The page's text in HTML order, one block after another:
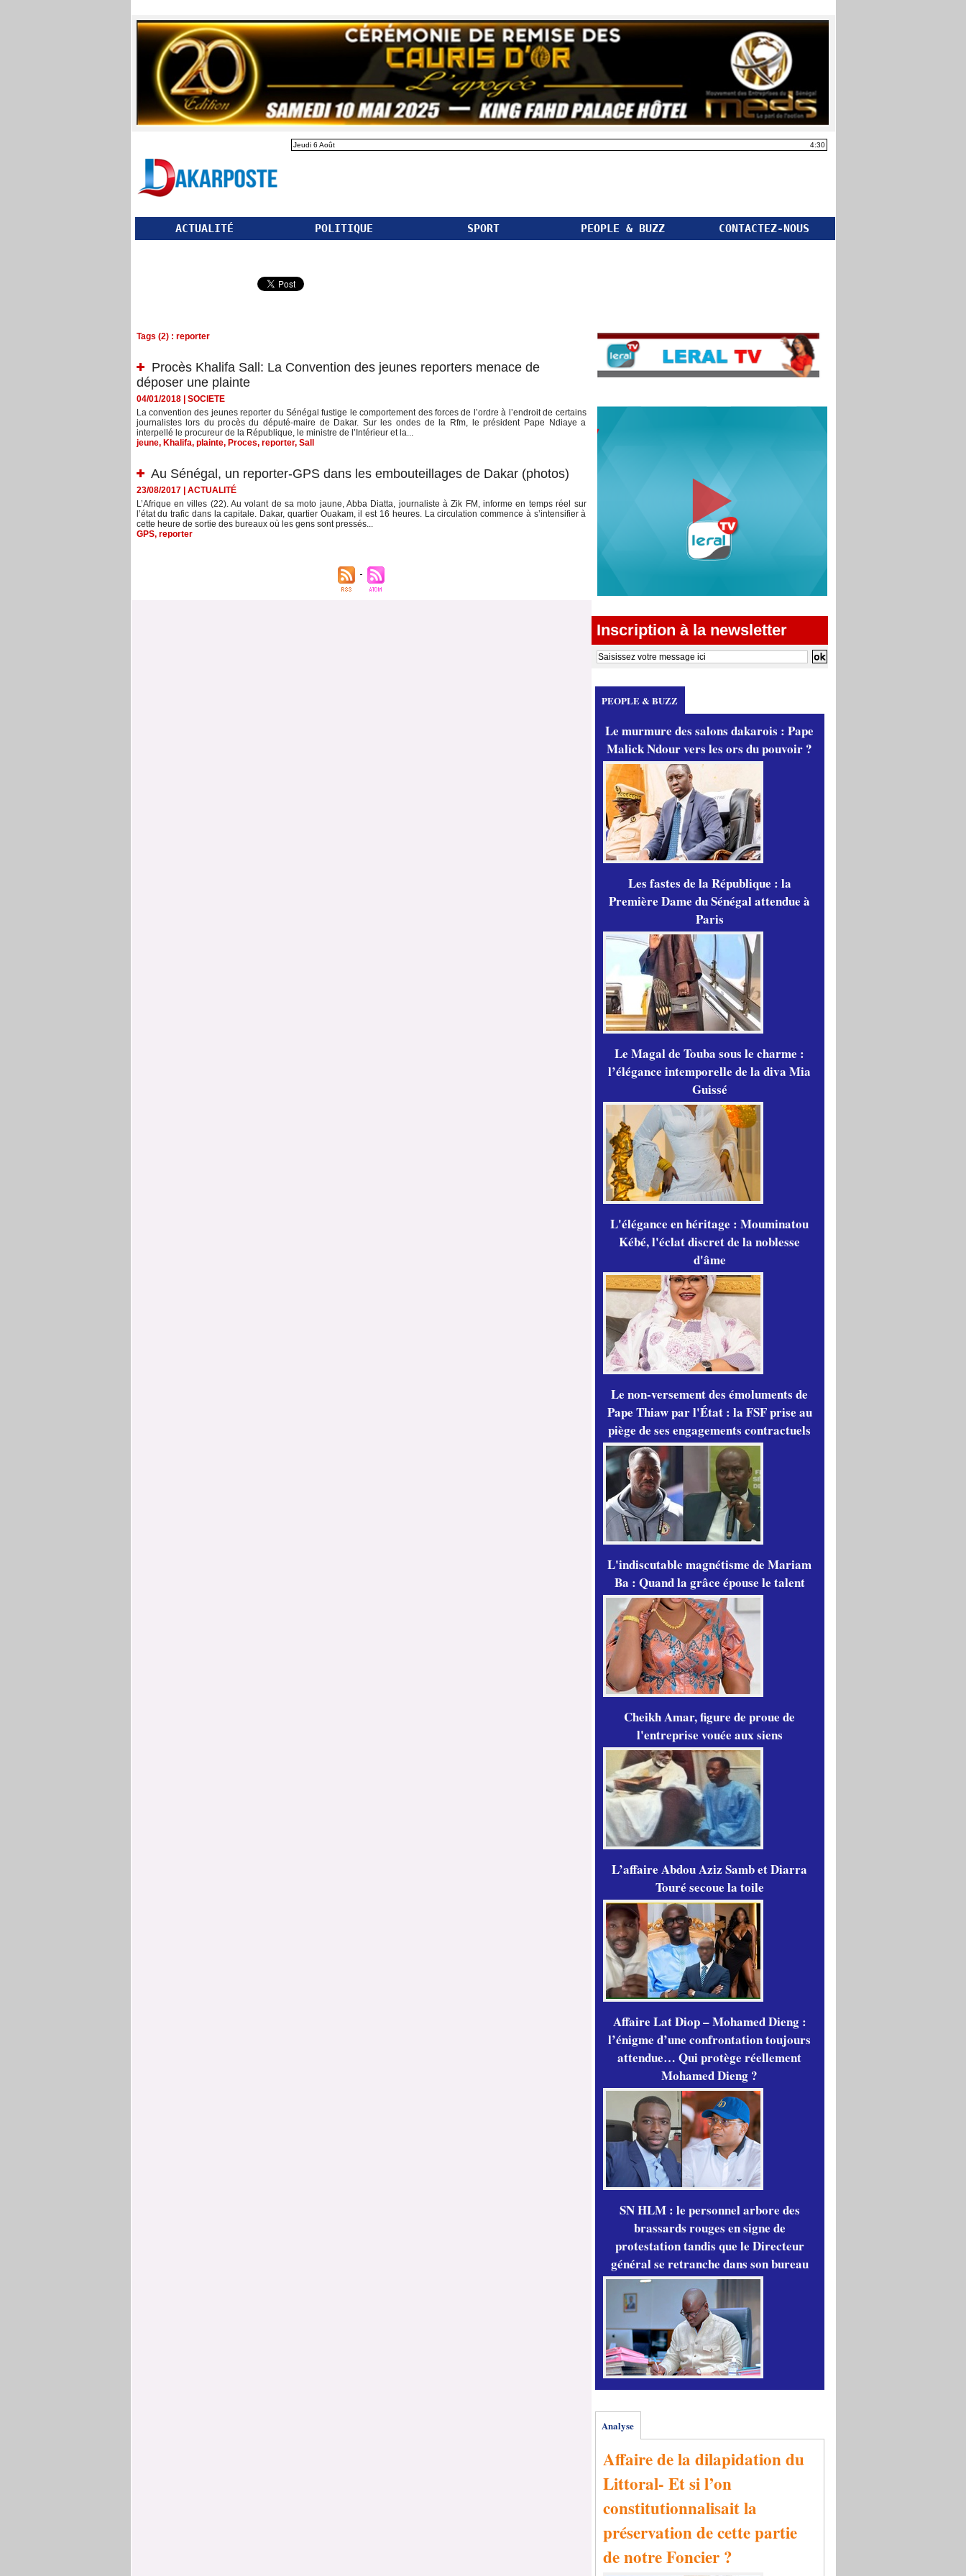
Jeudi 6 Août 4:30
ACTUALITÉ POLITIQUE SPORT PEOPLE & BUZZ CONTACTEZ-NOUS
Tags (2) : reporter
Procès Khalifa Sall: La Convention des jeunes reporters menace de
déposer une plainte
04/01/2018| SOCIETE
La convention des jeunes reporter du Sénégal fustige le comportement des forces de l’ordre à l’endroit de certains
journalistes lors du procès du député-maire de Dakar. Sur les ondes de la Rfm, le président Pape Ndiaye a
interpellé le procureur de la République, le ministre de l’Intérieur et la...
jeune, Khalifa, plainte, Proces, reporter, Sall
Au Sénégal, un reporter-GPS dans les embouteillages de Dakar (photos)
23/08/2017| ACTUALITÉ
L’Afrique en villes (22). Au volant de sa moto jaune, Abba Diatta, journaliste à Zik FM, informe en temps réel sur
l’état du trafic dans la capitale. Dakar, quartier Ouakam, il est 16 heures. La circulation commence à s’intensifier à
cette heure de sortie des bureaux où les gens sont pressés...
GPS, reporter
Inscription à la newsletter
PEOPLE & BUZZ
Le murmure des salons dakarois : Pape
Malick Ndour vers les ors du pouvoir ?
Les fastes de la République : la
Première Dame du Sénégal attendue à
Paris
Le Magal de Touba sous le charme :
l’élégance intemporelle de la diva Mia
Guissé
L'élégance en héritage : Mouminatou
Kébé, l'éclat discret de la noblesse
d'âme
Le non-versement des émoluments de
Pape Thiaw par l'État : la FSF prise au
piège de ses engagements contractuels
L'indiscutable magnétisme de Mariam
Ba : Quand la grâce épouse le talent
Cheikh Amar, figure de proue de
l'entreprise vouée aux siens
L’affaire Abdou Aziz Samb et Diarra
Touré secoue la toile
Affaire Lat Diop – Mohamed Dieng :
l’énigme d’une confrontation toujours
attendue… Qui protège réellement
Mohamed Dieng ?
SN HLM : le personnel arbore des
brassards rouges en signe de
protestation tandis que le Directeur
général se retranche dans son bureau
Analyse
Affaire de la dilapidation du
Littoral- Et si l’on
constitutionnalisait la
préservation de cette partie
de notre Foncier ?